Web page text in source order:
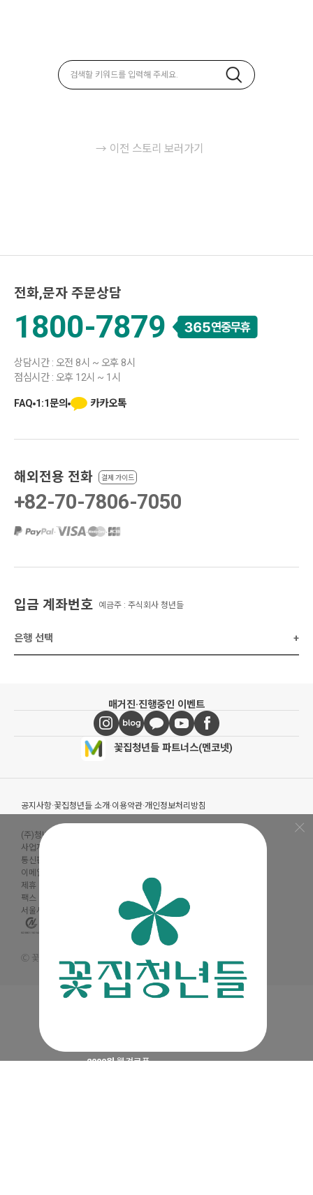
→ 이전 스토리 보러가기
전화,문자 주문상담
1800-7879
상담시간 : 오전 8시 ~ 오후 8시
점심시간 : 오후 12시 ~ 1시
FAQ 1:1문의 카카오톡
해외전용 전화 결제 가이드
+82-70-7806-7050
· · ·
입금 계좌번호 예금주 : 주식회사 청년들
은행 선택 +
매거진·진행중인 이벤트
꽃집청년들 파트너스(멘코넷)
공지사항·꽃집청년들 소개 ·이용약관·개인정보처리방침
(주)청년들
사업자등록번호 : 105-88-00491
통신판매신고번호 : 2019-서울금천-0909
이메일 :
제휴 및 제안 :
partners@mencoz.com
팩스 : 02-6442-0106
서울시 금천구 디지털로 121, 에이스가산타워 301호, 302호
Ⓒ 꽃집청년들 All rights reserved.
2000원웰컴쿠폰